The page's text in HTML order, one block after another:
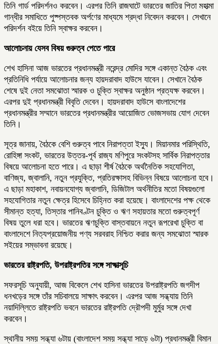
তিনি গার্ড পরিদর্শনও করবেন। এরপর তিনি রাজঘাটে ভারতের জাতির পিতা মহাত্মা
গান্ধীর সমাধিতে পুষ্পস্তবক অর্পণের মাধ্যমে শ্রদ্ধা নিবেদন করবেন। সেখানে
পরিদর্শন বইয়ে তিনি স্বাক্ষর করবেন।
আলোচনায় যেসব বিষয় গুরুত্ব পেতে পারে
শেখ হাসিনা আজ ভারতের প্রধানমন্ত্রী নরেন্দ্র মোদির সঙ্গে একান্ত বৈঠক এবং
প্রতিনিধি পর্যায়ে আলোচনার জন্য হায়দরাবাদ হাউসে যাবেন। সেখানে বৈঠক
শেষে দুই নেতা সমঝোতা স্মারক ও চুক্তি স্বাক্ষর অনুষ্ঠান প্রত্যক্ষ করবেন।
এরপর দুই প্রধানমন্ত্রী বিবৃতি দেবেন। হায়দরাবাদ হাউসে বাংলাদেশের
প্রধানমন্ত্রীর সম্মানে ভারতের প্রধানমন্ত্রীর আয়োজিত ভোজসভায় যোগ দেবেন
তিনি।
সূত্র জানায়, বৈঠকে বেশি গুরুত্ব পাবে নিরাপত্তা ইস্যু। মিয়ানমার পরিস্থিতি,
রোহিঙ্গা সংকট, ভারতের উত্তর-পূর্ব রাজ্য মণিপুরে সংকটসহ সার্বিক নিরাপত্তার
বিষয়ে আলোচনা হতে পারে। এ ছাড়া শীর্ষ বৈঠকে অর্থনৈতিক সহযোগিতা,
বাণিজ্য, জ্বালানি, নতুন প্রযুক্তি, প্রতিরক্ষাসহ বিভিন্ন বিষয়ে আলোচনা হবে।
এ ছাড়া মহাকাশ, নবায়নযোগ্য জ্বালানি, ডিজিটাল অর্থনীতির মতো বিষয়গুলো
সহযোগিতার নতুন ক্ষেত্র হিসেবে চিহ্নিত করা হয়েছে। বাংলাদেশের পক্ষ থেকে
সীমান্ত হত্যা, তিস্তার পানিবণ্টন চুক্তি ও ঋণ সহায়তার মতো গুরুত্বপূর্ণ
বিষয় তুলে ধরা হবে। ভারতের ঋণচুক্তি বাস্তবায়নে নতুন রূপরেখা চুক্তি বা
বাংলাদেশে নিত্যপ্রয়োজনীয় পণ্য সরবরাহ নিশ্চিত করার জন্য সমঝোতা স্মারক
সইয়ের সম্ভাবনা রয়েছে।
ভারতের রাষ্ট্রপতি, উপরাষ্ট্রপতির সঙ্গে সাক্ষাত্সূচি
সফরসূচি অনুযায়ী, আজ বিকেলে শেখ হাসিনা ভারতের উপরাষ্ট্রপতি জগদীপ
ধনখড়ের সঙ্গে তাঁর সচিবালয়ে সাক্ষাৎ করবেন। এরপর আজ সন্ধ্যায় তিনি
নয়াদিল্লিতে রাষ্ট্রপতি ভবনে ভারতের রাষ্ট্রপতি দ্রৌপদী মুর্মুর সঙ্গে দেখা
করবেন।
স্থানীয় সময় সন্ধ্যা ৬টায় (বাংলাদেশ সময় সন্ধ্যা সাড়ে ৬টা) প্রধানমন্ত্রী বিমান